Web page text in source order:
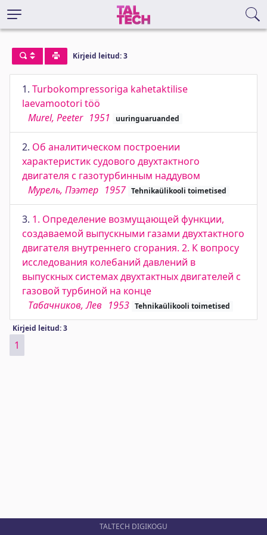
Kirjeid leitud: 3
1. Turbokompressoriga kahetaktilise
laevamootori töö
Murel, Peeter 1951 uuringuaruanded
2. Об аналитическом построении
характеристик судового двухтактного
двигателя с газотурбинным наддувом
Мурель, Пээтер 1957 Tehnikaülikooli toimetised
3. 1. Определение возмущающей функции,
создаваемой выпускными газами двухтактного
двигателя внутреннего сгорания. 2. К вопросу
исследования колебаний давлений в
выпускных системах двухтактных двигателей с
газовой турбиной на конце
Табачников, Лев 1953 Tehnikaülikooli toimetised
Kirjeid leitud: 3
1
TALTECH DIGIKOGU